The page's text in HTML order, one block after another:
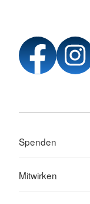
Spenden
Mitwirken